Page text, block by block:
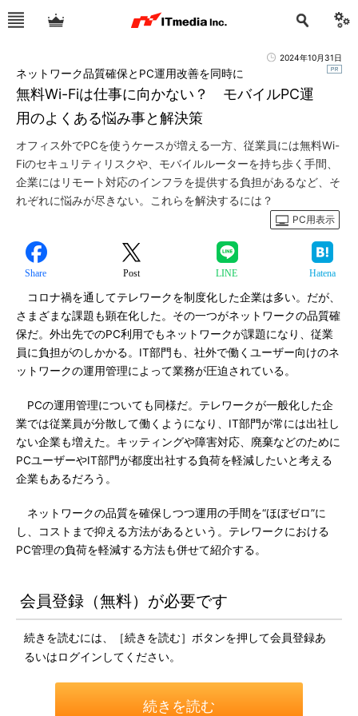
2024年10月31日
無料Wi-Fiは仕事に向かない？ モバイルPC運
用のよくある悩み事と解決策
ネットワーク品質確保とPC運用改善を同時に
オフィス外でPCを使うケースが増える一方、従業員には無料Wi-
Fiのセキュリティリスクや、モバイルルーターを持ち歩く手間、
企業にはリモート対応のインフラを提供する負担があるなど、そ
れぞれに悩みが尽きない。これらを解決するには？
PC用表示
Share Post LINE Hatena
コロナ禍を通してテレワークを制度化した企業は多い。だが、
さまざまな課題も顕在化した。その一つがネットワークの品質確
保だ。外出先でのPC利用でもネットワークが課題になり、従業
員に負担がのしかかる。IT部門も、社外で働くユーザー向けのネ
ットワークの運用管理によって業務が圧迫されている。
PCの運用管理についても同様だ。テレワークが一般化した企
業では従業員が分散して働くようになり、IT部門が常には出社し
ない企業も増えた。キッティングや障害対応、廃棄などのために
PCユーザーやIT部門が都度出社する負荷を軽減したいと考える
企業もあるだろう。
ネットワークの品質を確保しつつ運用の手間を“ほぼゼロ”に
し、コストまで抑える方法があるという。テレワークにおける
PC管理の負荷を軽減する方法も併せて紹介する。
会員登録（無料）が必要です
続きを読むには、［続きを読む］ボタンを押して会員登録あ
るいはログインしてください。
続きを読む